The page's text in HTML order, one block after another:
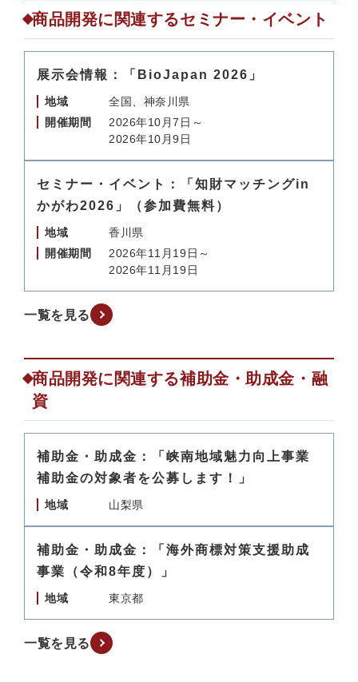
商品開発に関連するセミナー・イベント
展示会情報：「BioJapan 2026」
地域
全国、神奈川県
開催期間
2026年10月7日～
2026年10月9日
セミナー・イベント：「知財マッチングin
かがわ2026」（参加費無料）
地域
香川県
開催期間
2026年11月19日～
2026年11月19日
一覧を見る
商品開発に関連する補助金・助成金・融
資
補助金・助成金：「峡南地域魅力向上事業
補助金の対象者を公募します！」
地域 山梨県
補助金・助成金：「海外商標対策支援助成
事業（令和8年度）」
地域 東京都
一覧を見る